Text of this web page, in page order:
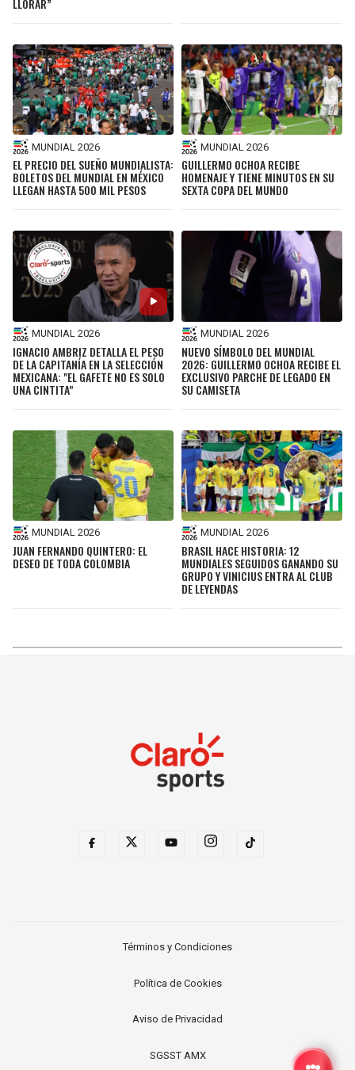
LLORAR”
MUNDIAL 2026
EL PRECIO DEL SUEÑO MUNDIALISTA:
BOLETOS DEL MUNDIAL EN MÉXICO
LLEGAN HASTA 500 MIL PESOS
MUNDIAL 2026
GUILLERMO OCHOA RECIBE
HOMENAJE Y TIENE MINUTOS EN SU
SEXTA COPA DEL MUNDO
MUNDIAL 2026
IGNACIO AMBRIZ DETALLA EL PESO
DE LA CAPITANÍA EN LA SELECCIÓN
MEXICANA: "EL GAFETE NO ES SOLO
UNA CINTITA"
MUNDIAL 2026
NUEVO SÍMBOLO DEL MUNDIAL
2026: GUILLERMO OCHOA RECIBE EL
EXCLUSIVO PARCHE DE LEGADO EN
SU CAMISETA
MUNDIAL 2026
JUAN FERNANDO QUINTERO: EL
DESEO DE TODA COLOMBIA
MUNDIAL 2026
BRASIL HACE HISTORIA: 12
MUNDIALES SEGUIDOS GANANDO SU
GRUPO Y VINICIUS ENTRA AL CLUB
DE LEYENDAS
Términos y Condiciones
Política de Cookies
Aviso de Privacidad
SGSST AMX